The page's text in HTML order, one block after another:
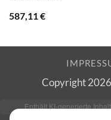
587,11€
Copyright